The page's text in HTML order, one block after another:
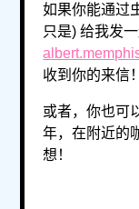
如果你能通过
只是) 给我发
收到你的来信！
或者，你也可
年，在附近的
想！